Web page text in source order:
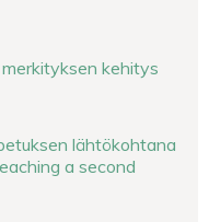
kehitys
lähtökohtana
a second